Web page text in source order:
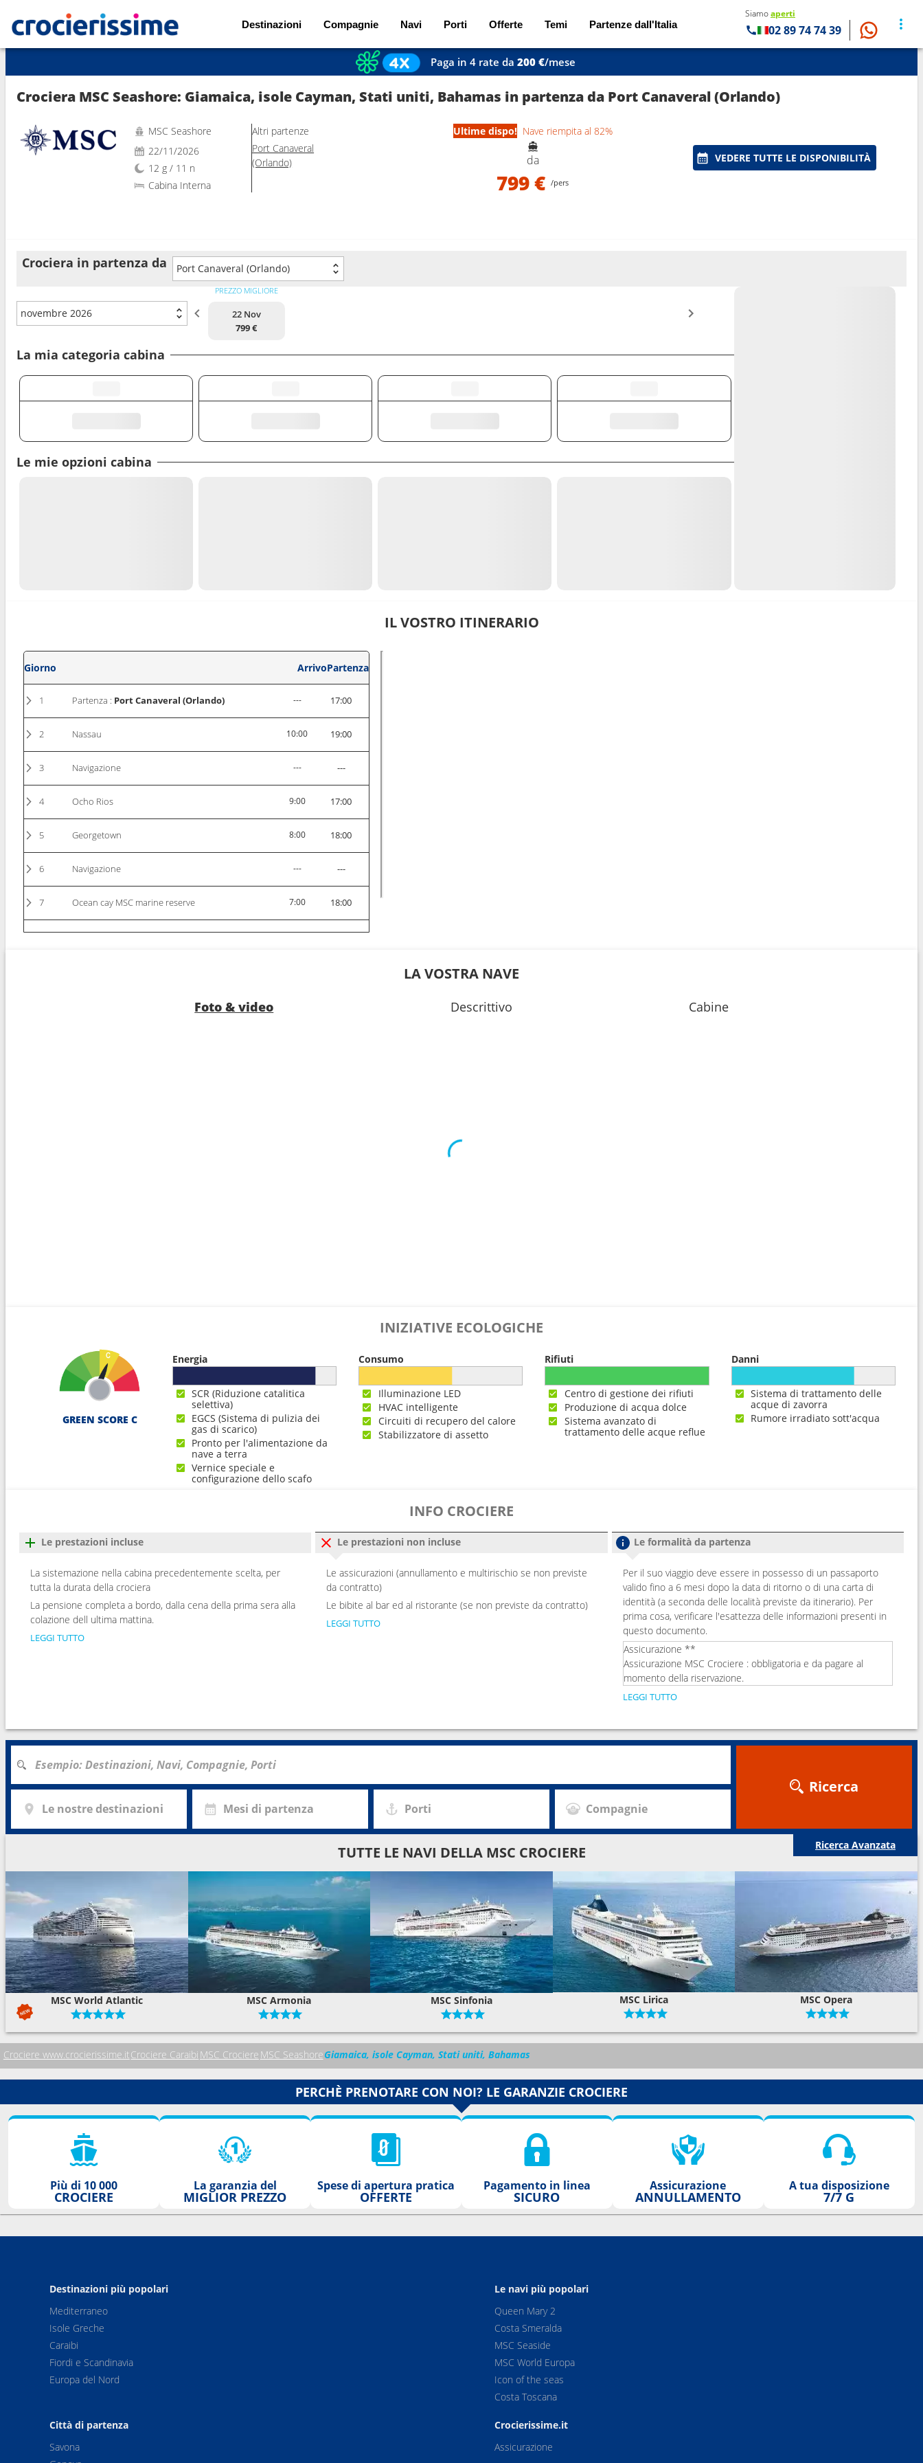
Destinazioni Compagnie Navi Porti Offerte Temi Partenze dall'Italia
Siamoaperti
02 89 74 74 39
Mostra le altre 89 foto
Paga in 4 rate da 200 €/mese
Crociera MSC Seashore: Giamaica, isole Cayman, Stati uniti, Bahamas in partenza da Port Canaveral (Orlando)
MSC Seashore
22/11/2026
12 g / 11 n
Cabina Interna
Altri partenze
Port Canaveral
(Orlando)
Ultime dispo! Nave riempita al 82%
da
799 € /pers
VEDERE TUTTE LE DISPONIBILITÀ
Crociera in partenza da Port Canaveral (Orlando)
novembre 2026
PREZZO MIGLIORE
22 Nov
799 €
La mia categoria cabina
Le mie opzioni cabina
IL VOSTRO ITINERARIO
Giorno ArrivoPartenza
1 Partenza : Port Canaveral (Orlando) --- 17:00
2 Nassau 10:00 19:00
3 Navigazione --- ---
4 Ocho Rios 9:00 17:00
5 Georgetown 8:00 18:00
6 Navigazione --- ---
7 Ocean cay MSC marine reserve 7:00 18:00
8 Port Canaveral (Orlando) 7:00 17:00
LA VOSTRA NAVE
Foto & video Descrittivo Cabine
INIZIATIVE ECOLOGICHE
GREEN SCORE C
Energia
SCR (Riduzione catalitica
selettiva)
EGCS (Sistema di pulizia dei
gas di scarico)
Pronto per l'alimentazione da
nave a terra
Vernice speciale e
configurazione dello scafo
Consumo
Illuminazione LED
HVAC intelligente
Circuiti di recupero del calore
Stabilizzatore di assetto
Rifiuti
Centro di gestione dei rifiuti
Produzione di acqua dolce
Sistema avanzato di
trattamento delle acque reflue
Danni
Sistema di trattamento delle
acque di zavorra
Rumore irradiato sott'acqua
INFO CROCIERE
Le prestazioni incluse
La sistemazione nella cabina precedentemente scelta, per
tutta la durata della crociera
La pensione completa a bordo, dalla cena della prima sera alla
colazione dell ultima mattina.
LEGGI TUTTO
Le prestazioni non incluse
Le assicurazioni (annullamento e multirischio se non previste
da contratto)
Le bibite al bar ed al ristorante (se non previste da contratto)
LEGGI TUTTO
Le formalità da partenza
Per il suo viaggio deve essere in possesso di un passaporto
valido fino a 6 mesi dopo la data di ritorno o di una carta di
identità (a seconda delle località previste da itinerario). Per
prima cosa, verificare l'esattezza delle informazioni presenti in
questo documento.
Assicurazione **
Assicurazione MSC Crociere : obbligatoria e da pagare al
momento della riservazione.
LEGGI TUTTO
Le nostre destinazioni Mesi di partenza Porti Compagnie
Ricerca
Ricerca Avanzata
TUTTE LE NAVI DELLA MSC CROCIERE
MSC World Atlantic MSC Armonia MSC Sinfonia MSC Lirica MSC Opera
Crociere www.crocierissime.itCrociere Caraibi MSC Crociere MSC SeashoreGiamaica, isole Cayman, Stati uniti, Bahamas
PERCHÈ PRENOTARE CON NOI? LE GARANZIE CROCIERE
Più di 10 000
CROCIERE
La garanzia del
MIGLIOR PREZZO
Spese di apertura pratica
OFFERTE
Pagamento in linea
SICURO
Assicurazione
ANNULLAMENTO
A tua disposizione
7/7 G
Destinazioni più popolari
Mediterraneo
Isole Greche
Caraibi
Fiordi e Scandinavia
Europa del Nord
Le navi più popolari
Queen Mary 2
Costa Smeralda
MSC Seaside
MSC World Europa
Icon of the seas
Costa Toscana
Città di partenza
Savona
Crocierissime.it
Assicurazione